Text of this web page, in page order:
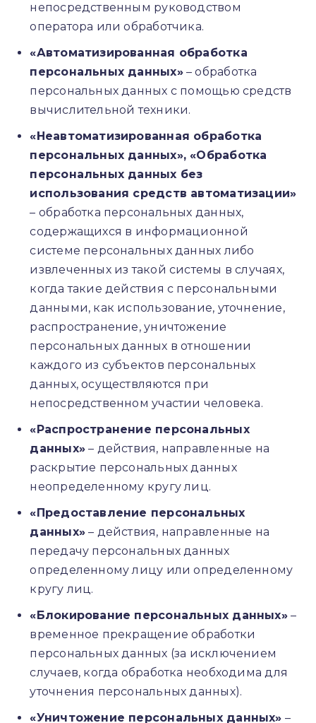
непосредственным руководством
оператора или обработчика.
«Автоматизированная обработка
персональных данных»– обработка
персональных данных с помощью средств
вычислительной техники.
«Неавтоматизированная обработка
персональных данных», «Обработка
персональных данных без
использования средств автоматизации»
– обработка персональных данных,
содержащихся в информационной
системе персональных данных либо
извлеченных из такой системы в случаях,
когда такие действия с персональными
данными, как использование, уточнение,
распространение, уничтожение
персональных данных в отношении
каждого из субъектов персональных
данных, осуществляются при
непосредственном участии человека.
«Распространение персональных
данных»– действия, направленные на
раскрытие персональных данных
неопределенному кругу лиц.
«Предоставление персональных
данных»– действия, направленные на
передачу персональных данных
определенному лицу или определенному
кругу лиц.
«Блокирование персональных данных»–
временное прекращение обработки
персональных данных (за исключением
случаев, когда обработка необходима для
уточнения персональных данных).
«Уничтожение персональных данных» –